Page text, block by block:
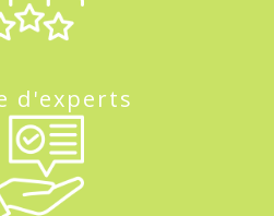
d'experts